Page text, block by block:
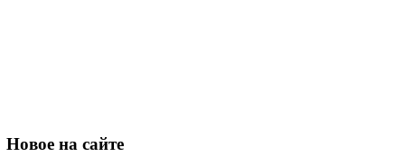
Новое на сайте